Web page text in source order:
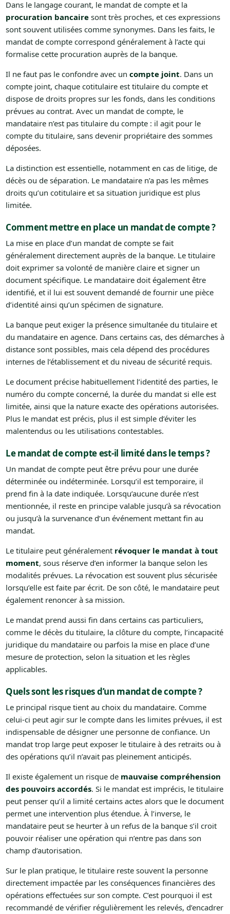
Dans le langage courant, le mandat de compte et la
procuration bancairesont très proches, et ces expressions
sont souvent utilisées comme synonymes. Dans les faits, le
mandat de compte correspond généralement à l’acte qui
formalise cette procuration auprès de la banque.
Il ne faut pas le confondre avec un compte joint. Dans un
compte joint, chaque cotitulaire est titulaire du compte et
dispose de droits propres sur les fonds, dans les conditions
prévues au contrat. Avec un mandat de compte, le
mandataire n’est pas titulaire du compte : il agit pour le
compte du titulaire, sans devenir propriétaire des sommes
déposées.
La distinction est essentielle, notamment en cas de litige, de
décès ou de séparation. Le mandataire n’a pas les mêmes
droits qu’un cotitulaire et sa situation juridique est plus
limitée.
Comment mettre en place un mandat de compte ?
La mise en place d’un mandat de compte se fait
généralement directement auprès de la banque. Le titulaire
doit exprimer sa volonté de manière claire et signer un
document spécifique. Le mandataire doit également être
identifié, et il lui est souvent demandé de fournir une pièce
d’identité ainsi qu’un spécimen de signature.
La banque peut exiger la présence simultanée du titulaire et
du mandataire en agence. Dans certains cas, des démarches à
distance sont possibles, mais cela dépend des procédures
internes de l’établissement et du niveau de sécurité requis.
Le document précise habituellement l’identité des parties, le
numéro du compte concerné, la durée du mandat si elle est
limitée, ainsi que la nature exacte des opérations autorisées.
Plus le mandat est précis, plus il est simple d’éviter les
malentendus ou les utilisations contestables.
Le mandat de compte est-il limité dans le temps ?
Un mandat de compte peut être prévu pour une durée
déterminée ou indéterminée. Lorsqu’il est temporaire, il
prend fin à la date indiquée. Lorsqu’aucune durée n’est
mentionnée, il reste en principe valable jusqu’à sa révocation
ou jusqu’à la survenance d’un événement mettant fin au
mandat.
Le titulaire peut généralement révoquer le mandat à tout
moment, sous réserve d’en informer la banque selon les
modalités prévues. La révocation est souvent plus sécurisée
lorsqu’elle est faite par écrit. De son côté, le mandataire peut
également renoncer à sa mission.
Le mandat prend aussi fin dans certains cas particuliers,
comme le décès du titulaire, la clôture du compte, l’incapacité
juridique du mandataire ou parfois la mise en place d’une
mesure de protection, selon la situation et les règles
applicables.
Quels sont les risques d’un mandat de compte ?
Le principal risque tient au choix du mandataire. Comme
celui-ci peut agir sur le compte dans les limites prévues, il est
indispensable de désigner une personne de confiance. Un
mandat trop large peut exposer le titulaire à des retraits ou à
des opérations qu’il n’avait pas pleinement anticipés.
Il existe également un risque de mauvaise compréhension
des pouvoirs accordés. Si le mandat est imprécis, le titulaire
peut penser qu’il a limité certains actes alors que le document
permet une intervention plus étendue. À l’inverse, le
mandataire peut se heurter à un refus de la banque s’il croit
pouvoir réaliser une opération qui n’entre pas dans son
champ d’autorisation.
Sur le plan pratique, le titulaire reste souvent la personne
directement impactée par les conséquences financières des
opérations effectuées sur son compte. C’est pourquoi il est
recommandé de vérifier régulièrement les relevés, d’encadrer